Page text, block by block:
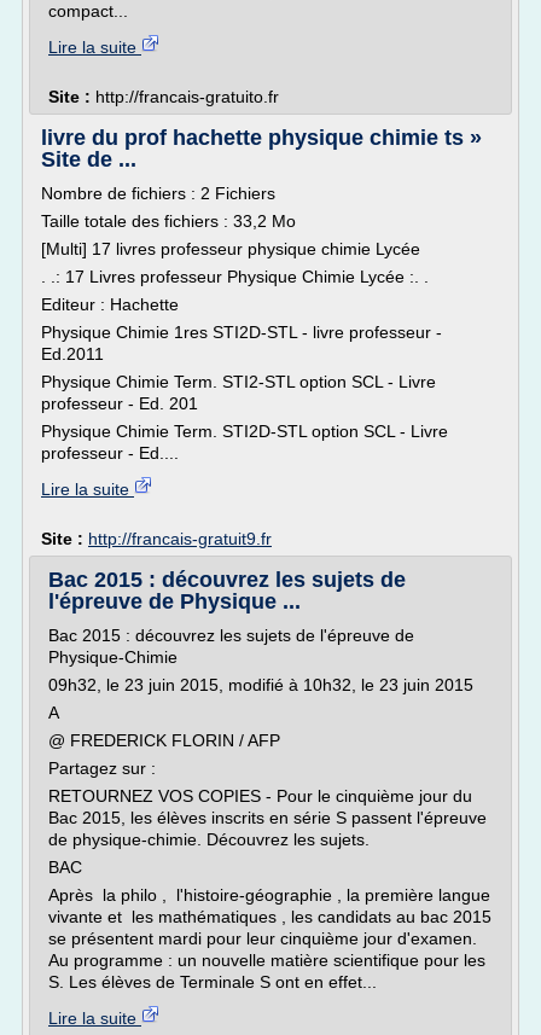
compact...
Lire la suite
Site : http://francais-gratuito.fr
livre du prof hachette physique chimie ts »
Site de ...
Nombre de fichiers : 2 Fichiers
Taille totale des fichiers : 33,2 Mo
[Multi] 17 livres professeur physique chimie Lycée
. .: 17 Livres professeur Physique Chimie Lycée :. .
Editeur : Hachette
Physique Chimie 1res STI2D-STL - livre professeur -
Ed.2011
Physique Chimie Term. STI2-STL option SCL - Livre
professeur - Ed. 201
Physique Chimie Term. STI2D-STL option SCL - Livre
professeur - Ed....
Lire la suite
Site : http://francais-gratuit9.fr
Bac 2015 : découvrez les sujets de
l'épreuve de Physique ...
Bac 2015 : découvrez les sujets de l'épreuve de
Physique-Chimie
09h32, le 23 juin 2015, modifié à 10h32, le 23 juin 2015
A
@ FREDERICK FLORIN / AFP
Partagez sur :
RETOURNEZ VOS COPIES - Pour le cinquième jour du
Bac 2015, les élèves inscrits en série S passent l'épreuve
de physique-chimie. Découvrez les sujets.
BAC
Après la philo , l'histoire-géographie , la première langue
vivante et les mathématiques , les candidats au bac 2015
se présentent mardi pour leur cinquième jour d'examen.
Au programme : un nouvelle matière scientifique pour les
S. Les élèves de Terminale S ont en effet...
Lire la suite